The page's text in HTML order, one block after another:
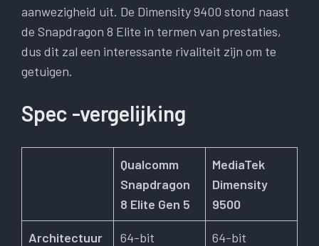
aanwezigheid uit. De Dimensity 9400 stond naast
de Snapdragon 8 Elite in termen van prestaties,
dus dit zal een interessante rivaliteit zijn om te
getuigen.
Spec -vergelijking
Qualcomm
Snapdragon
8 Elite Gen 5
MediaTek
Dimensity
9500
Architectuur 64-bit 64-bit